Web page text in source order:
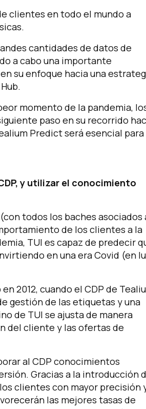
clientes en todo el mundo a
cantidades de datos de
a cabo una importante
su enfoque hacia una
momento de la pandemia,
paso en su recorrido
Predict será esencial para
y utilizar el conocimiento
todos los baches asociados
de los clientes a la
TUI es capaz de predecir
en una era Covid (en
2012, cuando el CDP de
gestión de las etiquetas y una
de TUI se ajusta de manera
del cliente y las ofertas de
al CDP conocimientos
Gracias a la introducción
clientes con mayor precisión
las mejores tasas de